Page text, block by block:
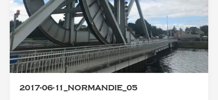
2017-06-11_NORMANDIE_05